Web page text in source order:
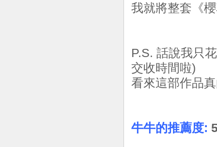
我就將整套《
P.S. 話說我只
交收時間啦)
看來這部作品
牛牛的推薦度: